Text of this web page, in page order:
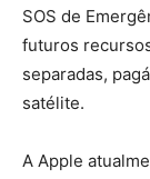
SOS de
futuros
separadas,
satélite.
A Apple